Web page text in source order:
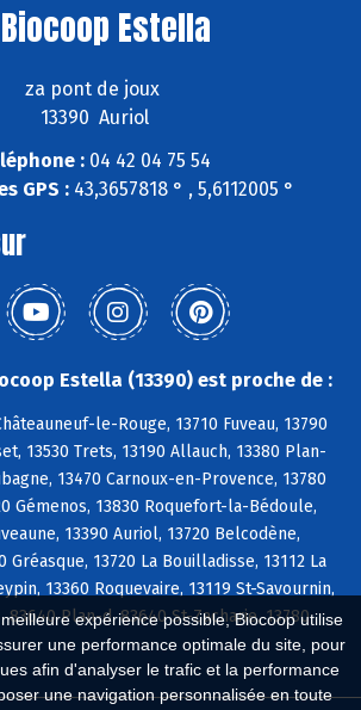
expérience possible, Biocoop utilise
une performance optimale du site, pour
afin d'analyser le trafic et la performance
une navigation personnalisée en toute
Biocoop Estella
za pont de joux
13390 Auriol
:04 42 04 75 54
GPS :43,3657818 ° , 5,6112005 °
Estella (13390) est proche de :
le-Rouge, 13710 Fuveau, 13790
13530 Trets, 13190 Allauch, 13380 Plan-
13470 Carnoux-en-Provence, 13780
Gémenos, 13830 Roquefort-la-Bédoule,
13390 Auriol, 13720 Belcodène,
Gréasque, 13720 La Bouilladisse, 13112 La
13360 Roquevaire, 13119 St-Savournin,
Plan-d, 83640 St-Zacharie, 13780